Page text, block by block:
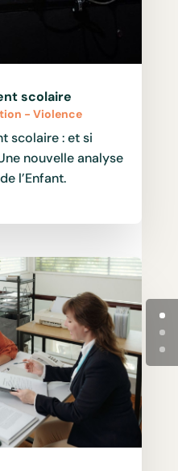
scolaire
- Violence
scolaire : et si
nouvelle analyse
l’Enfant.